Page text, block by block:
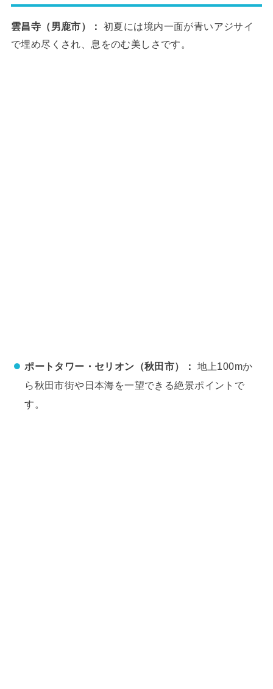
雲昌寺（男鹿市）：
初夏には境内一面が青いアジサイ
で埋め尽くされ、息をのむ美しさです。
ポートタワー・セリオン（秋田市）：
地上100mか
ら秋田市街や日本海を一望できる絶景ポイントで
す。